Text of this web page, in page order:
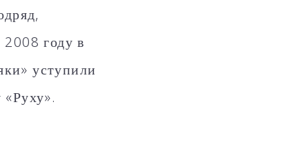
году в
уступили